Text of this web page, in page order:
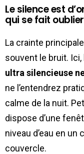
Le silence est
qui se fait oublier
La crainte
souvent le bruit.
ultra silencieuse
ne l’entendrez
calme de la nuit.
dispose d’une
niveau d’eau en
couvercle.